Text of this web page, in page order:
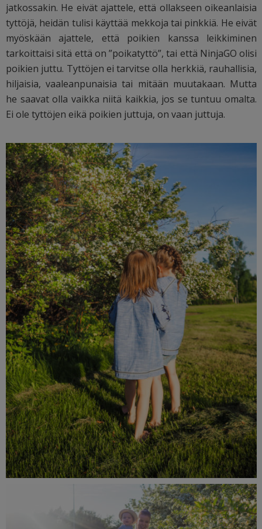
jatkossakin. He eivät ajattele, että ollakseen oikeanlaisia
tyttöjä, heidän tulisi käyttää mekkoja tai pinkkiä. He eivät
myöskään ajattele, että poikien kanssa leikkiminen
tarkoittaisi sitä että on ”poikatyttö”, tai että NinjaGO olisi
poikien juttu. Tyttöjen ei tarvitse olla herkkiä, rauhallisia,
hiljaisia, vaaleanpunaisia tai mitään muutakaan. Mutta
he saavat olla vaikka niitä kaikkia, jos se tuntuu omalta.
Ei ole tyttöjen eikä poikien juttuja, on vaan juttuja.